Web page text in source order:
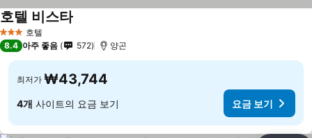
3 성급 호텔
호텔 비스타
8.4 아주 좋음 572 양곤
최저가 ₩43,744
4개 사이트의 요금 보기 요금 보기